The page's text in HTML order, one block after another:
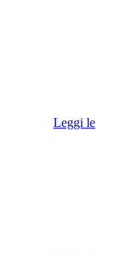
Leggi le